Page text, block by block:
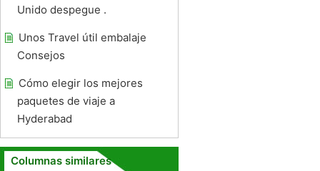
Unido despegue .
Unos Travel útil embalaje
Consejos
Cómo elegir los mejores
paquetes de viaje a
Hyderabad
Columnas similares